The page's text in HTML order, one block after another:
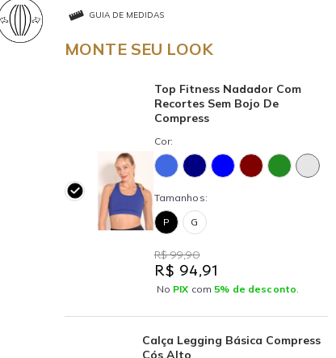
GUIA DE MEDIDAS
MONTE SEU LOOK
Top Fitness Nadador Com
Recortes Sem Bojo De
Compress
Cor:
Tamanhos:
P
G
R$ 99,90
R$ 94,91
No PIX com 5% de desconto.
Calça Legging Básica Compress
Cós Alto